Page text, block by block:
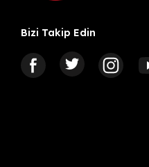
Bizi Takip Edin